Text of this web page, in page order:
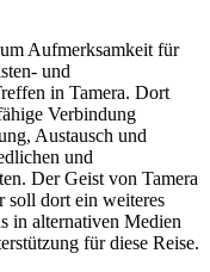
Aufmerksamkeit für
und
in Tamera. Dort
Verbindung
Austausch und
und
Der Geist von Tamera
soll dort ein weiteres
in alternativen Medien
für diese Reise.